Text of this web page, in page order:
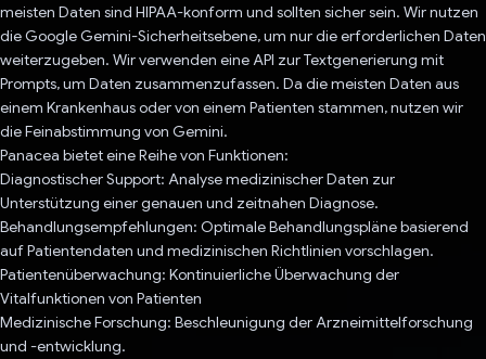
meisten Daten sind HIPAA-konform und sollten sicher sein. Wir nutzen
die Google Gemini-Sicherheitsebene, um nur die erforderlichen Daten
weiterzugeben. Wir verwenden eine API zur Textgenerierung mit
Prompts, um Daten zusammenzufassen. Da die meisten Daten aus
einem Krankenhaus oder von einem Patienten stammen, nutzen wir
die Feinabstimmung von Gemini.
Panacea bietet eine Reihe von Funktionen:
Diagnostischer Support: Analyse medizinischer Daten zur
Unterstützung einer genauen und zeitnahen Diagnose.
Behandlungsempfehlungen: Optimale Behandlungspläne basierend
auf Patientendaten und medizinischen Richtlinien vorschlagen.
Patientenüberwachung: Kontinuierliche Überwachung der
Vitalfunktionen von Patienten
Medizinische Forschung: Beschleunigung der Arzneimittelforschung
und -entwicklung.